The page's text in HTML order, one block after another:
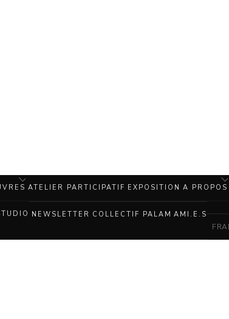
ATELIER PARTICIPATIF EXPOSITION A PROPOS
NEWSLETTER COLLECTIF PALAM AMI.E.S